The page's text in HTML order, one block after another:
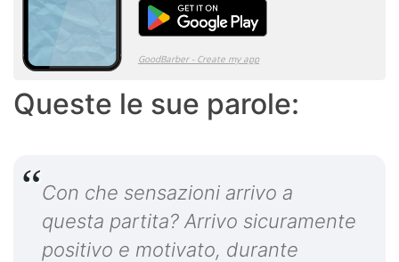
Queste le sue parole:
Con che sensazioni arrivo a
questa partita? Arrivo sicuramente
positivo e motivato, durante